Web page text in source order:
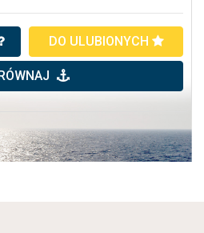
DO ULUBIONYCH